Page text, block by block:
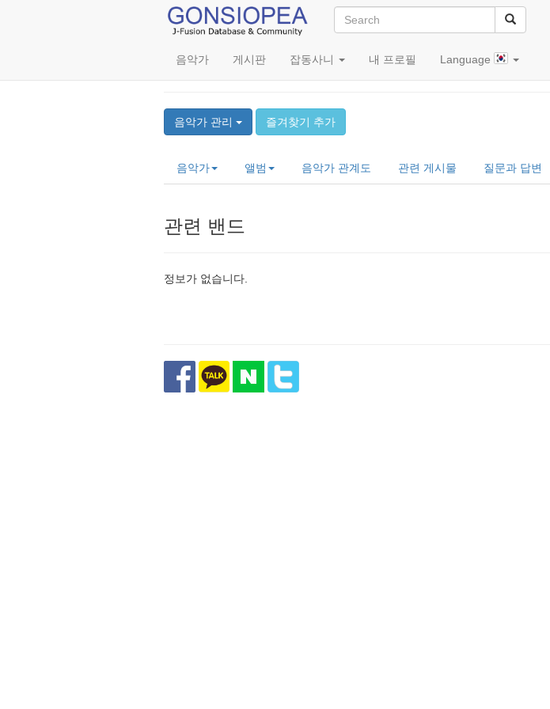
음악가 게시판 잡동사니 내 프로필 Language
Akira Doi
음악가 관리 즐겨찾기 추가
음악가 앨범 음악가 관계도 관련 게시물 질문과 답변
관련 밴드
정보가 없습니다.